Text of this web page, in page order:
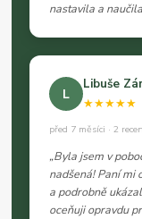
nastavila a
L
Libuše
★★★★★
před 7 měsíci · 2
„Byla jsem v
nadšená! Paní mi
a podrobně
oceňuji opravdu